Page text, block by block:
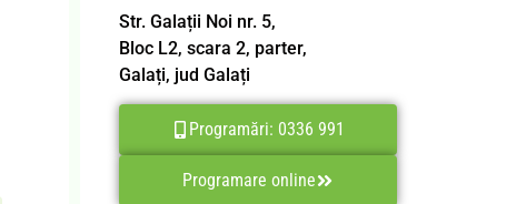
Str. Galații Noi nr. 5,
Bloc L2, scara 2, parter,
Galați, jud Galați
Programări: 0336 991
Programare online